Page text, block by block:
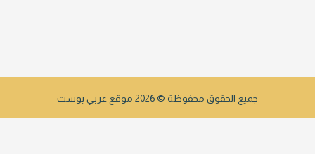
جميع الحقوق محفوظة © 2026 موقع عربي بوست